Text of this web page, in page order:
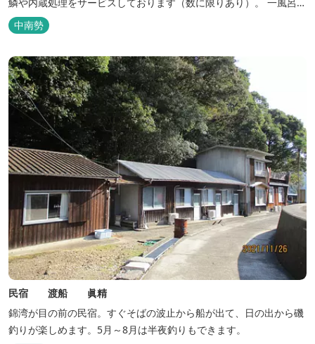
びてさっぱりしてお帰りいただけます。 料金１名５５００円、弁当
５００円
中南勢
民宿 渡船 眞精
錦湾が目の前の民宿。すぐそばの波止から船が出て、日の出から磯
釣りが楽しめます。5月～8月は半夜釣りもできます。